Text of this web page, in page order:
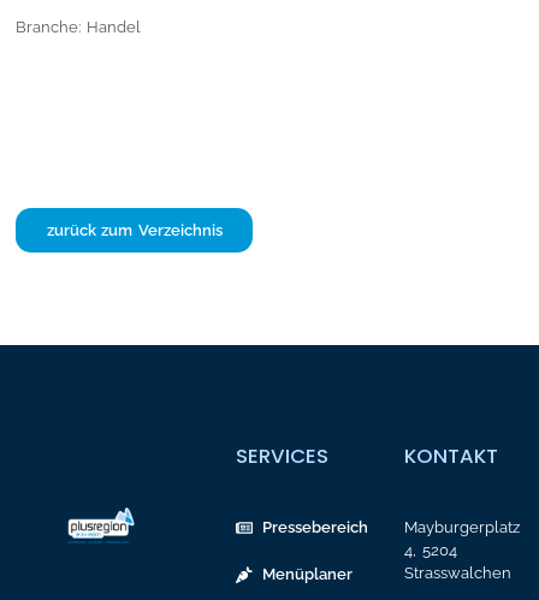
Branche: Handel
zurück zum Verzeichnis
SERVICES
Pressebereich
Menüplaner
KONTAKT
Mayburgerplatz
4, 5204
Strasswalchen